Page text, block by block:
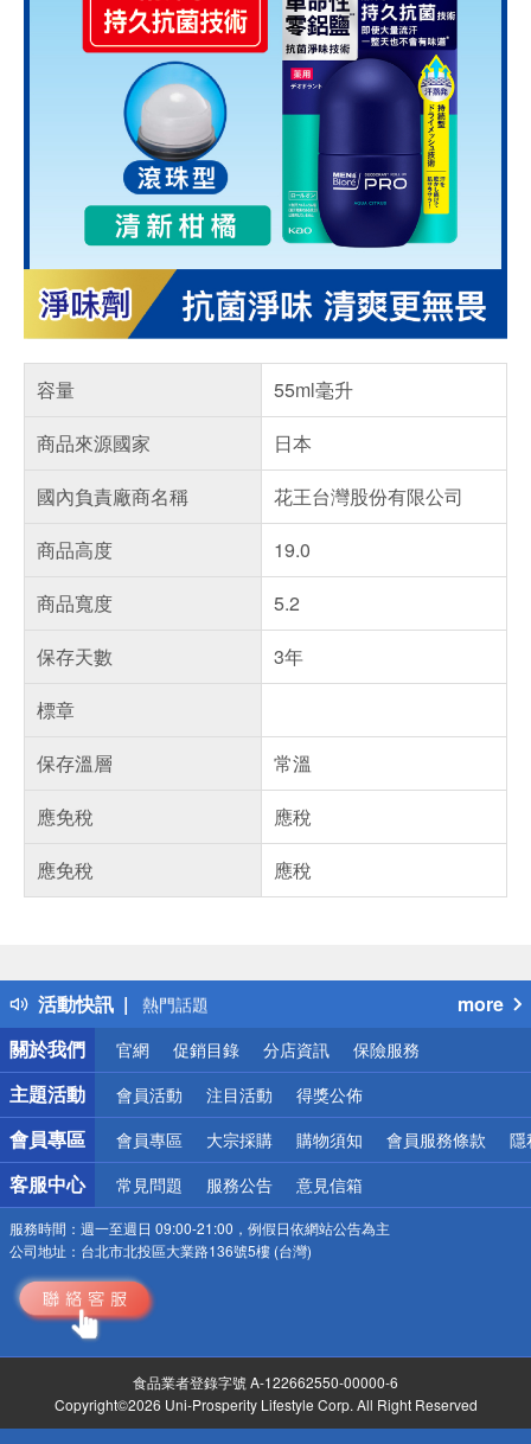
容量
55ml毫升
商品來源國家
日本
國內負責廠商名稱
花王台灣股份有限公司
商品高度
19.0
商品寬度
5.2
保存天數
3年
標章
保存溫層
常溫
應免稅
應稅
應免稅
應稅
活動快訊
得獎公告
熱門話題
銀行優惠
偏遠地區配送
詐騙網頁！請小心！
more
關於我們
官網 促銷目錄 分店資訊 保險服務
主題活動 會員活動 注目活動 得獎公佈
會員專區 會員專區 大宗採購 購物須知 會員服務條款 隱
客服中心 常見問題 服務公告 意見信箱
服務時間： 週一至週日 09:00-21:00，例假日依網站公告為主
公司地址： 台北市北投區大業路136號5樓 (台灣)
食品業者登錄字號 A-122662550-00000-6
Copyright©2026 Uni-Prosperity Lifestyle Corp. All Right Reserved